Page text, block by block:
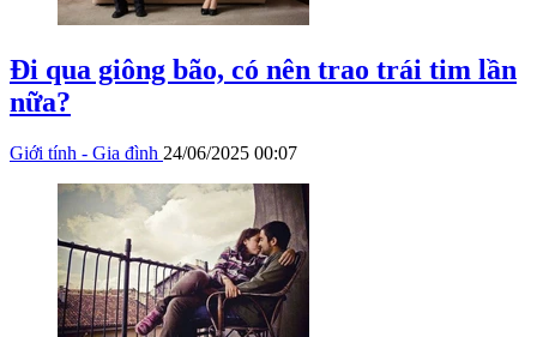
Đi qua giông bão, có nên trao trái tim lần
nữa?
Giới tính - Gia đình 24/06/2025 00:07